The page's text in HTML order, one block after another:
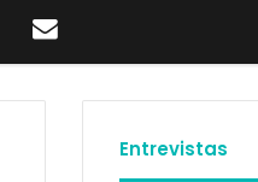
Entrevistas